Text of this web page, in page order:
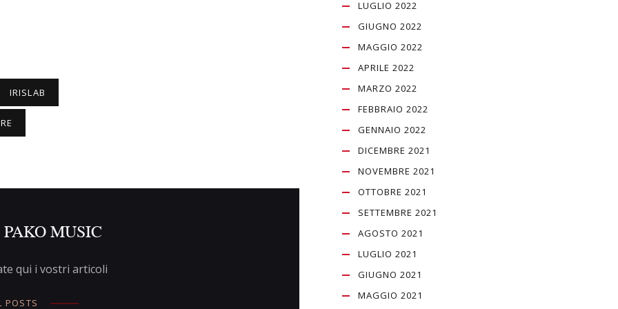
IRISLAB
MUSIC
qui i vostri articoli
POSTS
LUGLIO 2022
GIUGNO 2022
MAGGIO 2022
APRILE 2022
MARZO 2022
FEBBRAIO 2022
GENNAIO 2022
DICEMBRE 2021
NOVEMBRE 2021
OTTOBRE 2021
SETTEMBRE 2021
AGOSTO 2021
LUGLIO 2021
GIUGNO 2021
MAGGIO 2021